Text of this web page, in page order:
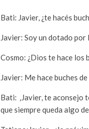
Bati: Javier, ¿te hacés
Javier: Soy un dotado por
Cosmo: ¿Dios te hace los
Javier: Me hace buches
Bati: ‚Javier, te aconsejo
que siempre queda algo